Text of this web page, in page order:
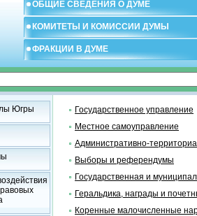
ОБЩИЕ СВЕДЕНИЯ О ДУМЕ
КОМИТЕТЫ И КОМИССИИ ДУМЫ
ФРАКЦИИ В ДУМЕ
Югры
Государственное управление
Местное самоуправление
Административно-
Выборы и референдумы
Государственная и
Геральдика, награды и
Коренные малочисленные